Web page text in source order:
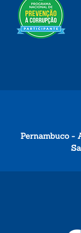
Pernambuco -